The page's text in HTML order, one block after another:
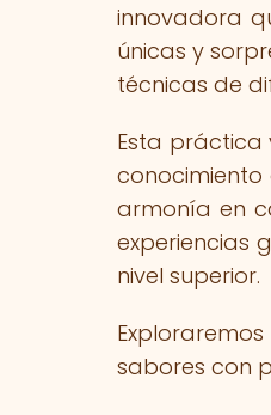
innovadora
únicas y
técnicas de
Esta práctica
armonía en
experiencias
nivel superior.
sabores con